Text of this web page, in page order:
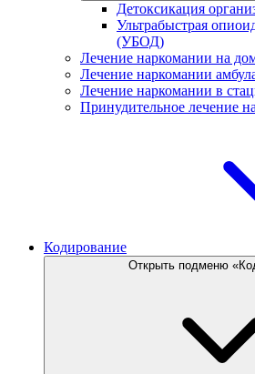
Детоксикация
Ультрабыстрая
(УБОД)
Лечение наркомании на
Лечение наркомании
Лечение наркомании в
Принудительное лечение
Кодирование
Открыть подменю